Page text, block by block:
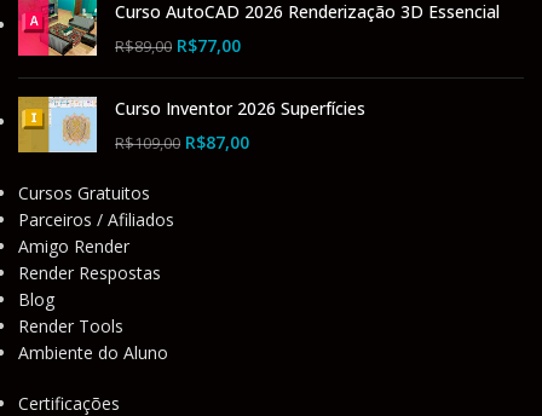
Curso AutoCAD 2026 Renderização 3D Essencial
R$89,00 R$77,00
Curso Inventor 2026 Superfícies
R$109,00 R$87,00
Cursos Gratuitos
Parceiros / Afiliados
Amigo Render
Render Respostas
Blog
Render Tools
Ambiente do Aluno
Certificações